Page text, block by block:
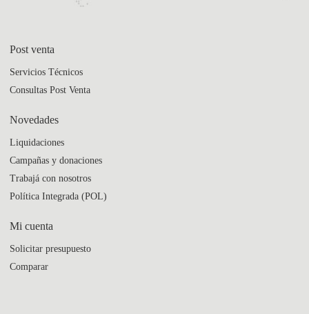
Post venta
Servicios Técnicos
Consultas Post Venta
Novedades
Liquidaciones
Campañas y donaciones
Trabajá con nosotros
Política Integrada (POL)
Mi cuenta
Solicitar presupuesto
Comparar